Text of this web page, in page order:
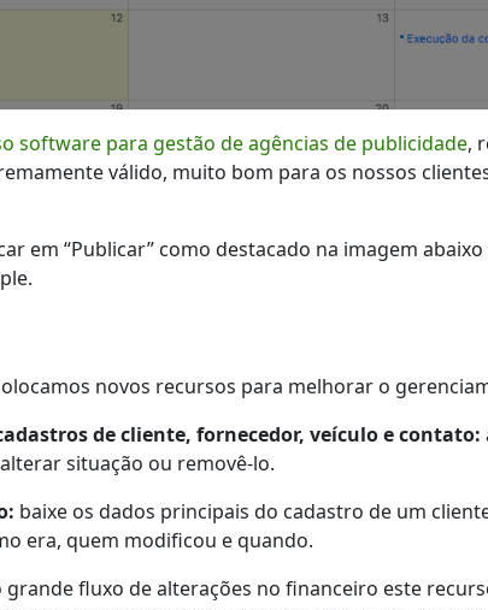
software para gestão de agências de publicidade,
válido, muito bom para os nossos
em “Publicar” como destacado na imagem
novos recursos para melhorar o
de cliente, fornecedor, veículo e contato:
situação ou removê-lo.
baixe os dados principais do cadastro de um
era, quem modificou e quando.
grande fluxo de alterações no financeiro este